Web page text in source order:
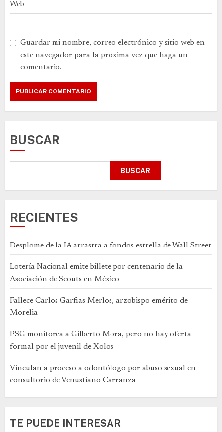
Web
Guardar mi nombre, correo electrónico y sitio web en
este navegador para la próxima vez que haga un
comentario.
BUSCAR
BUSCAR
RECIENTES
Desplome de la IA arrastra a fondos estrella de Wall Street
Lotería Nacional emite billete por centenario de la
Asociación de Scouts en México
Fallece Carlos Garfias Merlos, arzobispo emérito de
Morelia
PSG monitorea a Gilberto Mora, pero no hay oferta
formal por el juvenil de Xolos
Vinculan a proceso a odontólogo por abuso sexual en
consultorio de Venustiano Carranza
TE PUEDE INTERESAR